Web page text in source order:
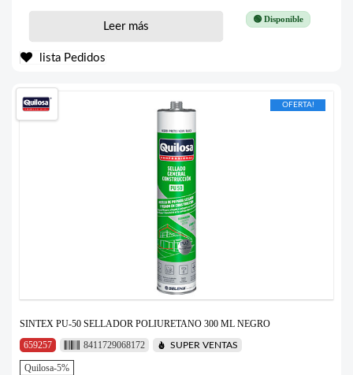
🟢 Disponible
Leer más
lista Pedidos
OFERTA!
SINTEX PU-50 SELLADOR POLIURETANO 300 ML NEGRO
659257
8411729068172 SUPER VENTAS
Quilosa-5%